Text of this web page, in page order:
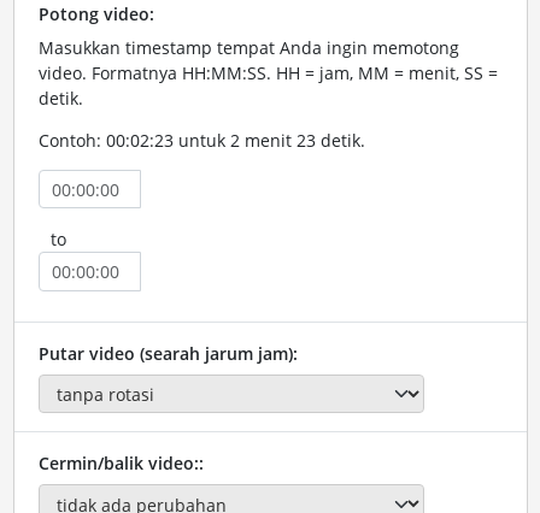
Potong video:
Masukkan timestamp tempat Anda ingin memotong
video. Formatnya HH:MM:SS. HH = jam, MM = menit, SS =
detik.
Contoh: 00:02:23 untuk 2 menit 23 detik.
to
Putar video (searah jarum jam):
Cermin/balik video::